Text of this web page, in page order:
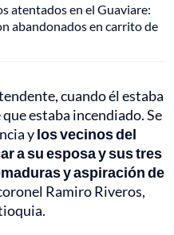
atentados en el Guaviare:
abandonados en carrito de
cuando él estaba
estaba incendiado. Se
ylos vecinos del
a su esposa y sus tres
y aspiración de
Ramiro Riveros,